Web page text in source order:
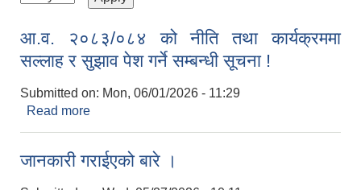
आ.व. २०८३/०८४ को नीति तथा कार्यक्रममा
सल्लाह र सुझाव पेश गर्ने सम्बन्धी सूचना !
Submitted on: Mon, 06/01/2026 - 11:29
Read more
जानकारी गराईएको बारे ।